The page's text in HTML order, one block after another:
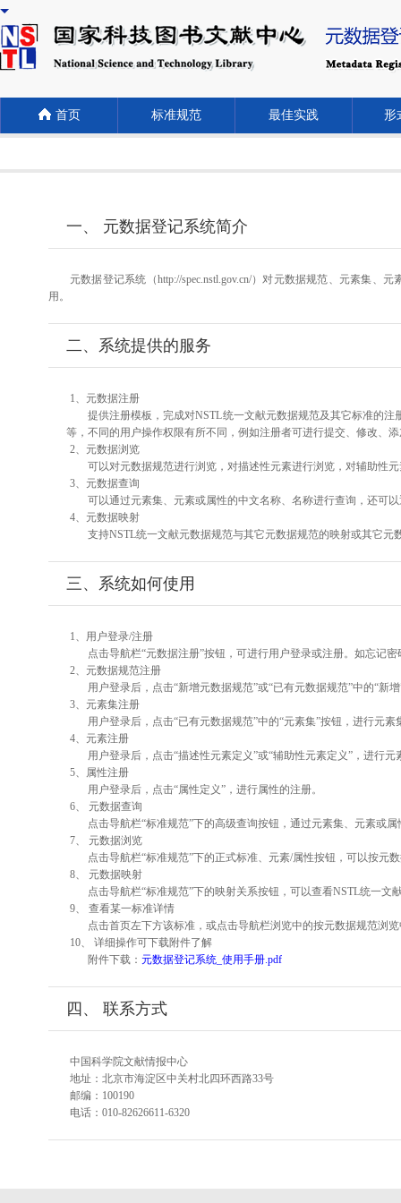
首页 标准规范 最佳实践 形
一、 元数据登记系统简介
元数据登记系统（http://spec.nstl.gov.cn/）对元数据规范、元素集
用。
二、系统提供的服务
1、元数据注册
提供注册模板，完成对NSTL统一文献元数据规范及其它标准的
等，不同的用户操作权限有所不同，例如注册者可进行提交、修改、
2、元数据浏览
可以对元数据规范进行浏览，对描述性元素进行浏览，对辅助性
3、元数据查询
可以通过元素集、元素或属性的中文名称、名称进行查询，还可
4、元数据映射
支持NSTL统一文献元数据规范与其它元数据规范的映射或其它元
三、系统如何使用
1、用户登录/注册
点击导航栏“元数据注册”按钮，可进行用户登录或注册。如忘记
2、元数据规范注册
用户登录后，点击“新增元数据规范”或“已有元数据规范”中的“新
3、元素集注册
用户登录后，点击“已有元数据规范”中的“元素集”按钮，进行元素
4、元素注册
用户登录后，点击“描述性元素定义”或“辅助性元素定义”，进行元
5、属性注册
用户登录后，点击“属性定义”，进行属性的注册。
6、 元数据查询
点击导航栏“标准规范”下的高级查询按钮，通过元素集、元素或
7、 元数据浏览
点击导航栏“标准规范”下的正式标准、元素/属性按钮，可以按元
8、 元数据映射
点击导航栏“标准规范”下的映射关系按钮，可以查看NSTL统一文
9、 查看某一标准详情
点击首页左下方该标准，或点击导航栏浏览中的按元数据规范浏
10、 详细操作可下载附件了解
附件下载： 元数据登记系统_使用手册.pdf
四、 联系方式
中国科学院文献情报中心
地址：北京市海淀区中关村北四环西路33号
邮编：100190
电话：010-82626611-6320